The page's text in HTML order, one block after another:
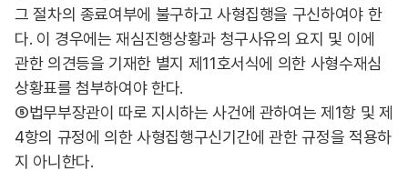
그 절차의 종료여부에 불구하고 사형집행을 구신하여야 한
다. 이 경우에는 재심진행상황과 청구사유의 요지 및 이에
관한 의견등을 기재한 별지 제11호서식에 의한 사형수재심
상황표를 첨부하여야 한다.
⑤법무부장관이 따로 지시하는 사건에 관하여는 제1항 및 제
4항의 규정에 의한 사형집행구신기간에 관한 규정을 적용하
지 아니한다.